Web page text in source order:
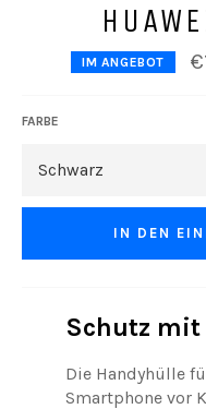
IM ANGEBOT
FARBE
IN DEN
Schutz
Die Handyhülle
Smartphone vor